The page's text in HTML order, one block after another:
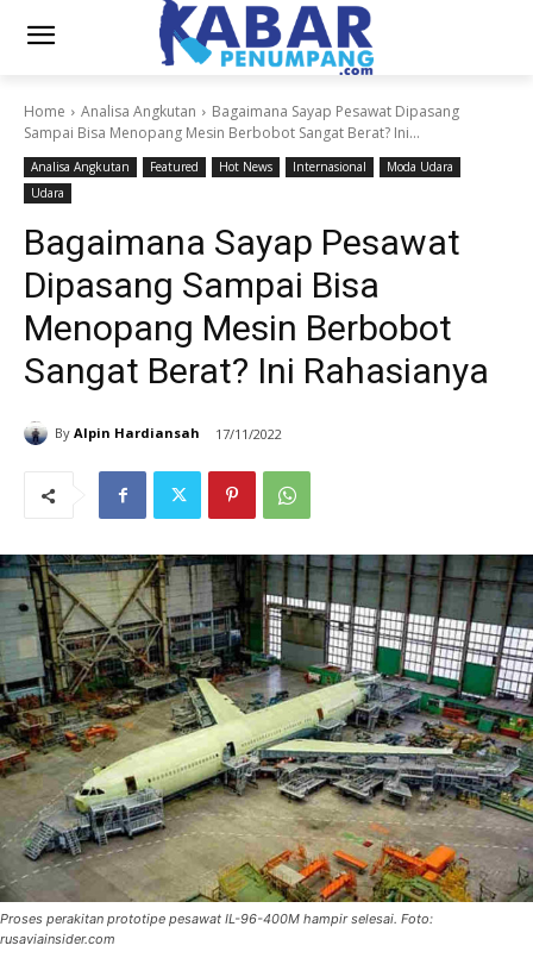
Home Analisa Angkutan
Bagaimana Sayap Pesawat Dipasang
Sampai Bisa Menopang Mesin Berbobot Sangat Berat? Ini...
Analisa Angkutan Featured Hot News Internasional
Moda Udara
Udara
Bagaimana Sayap Pesawat
Dipasang Sampai Bisa
Menopang Mesin Berbobot
Sangat Berat? Ini Rahasianya
By Alpin Hardiansah 17/11/2022
Proses perakitan prototipe pesawat IL-96-400M hampir selesai. Foto:
rusaviainsider.com